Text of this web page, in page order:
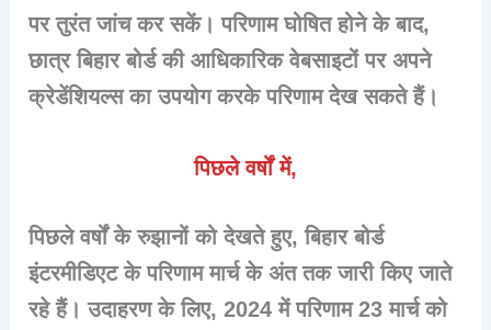
पर तुरंत जांच कर सकें। परिणाम घोषित होने के बाद,
छात्र बिहार बोर्ड की आधिकारिक वेबसाइटों पर अपने
क्रेडेंशियल्स का उपयोग करके परिणाम देख सकते हैं।
पिछले वर्षों में,
पिछले वर्षों के रुझानों को देखते हुए, बिहार बोर्ड
इंटरमीडिएट के परिणाम मार्च के अंत तक जारी किए जाते
रहे हैं। उदाहरण के लिए, 2024 में परिणाम 23 मार्च को